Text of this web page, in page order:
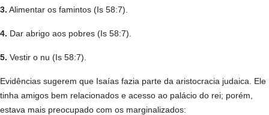
3. Alimentar os famintos (Is 58:7).
4. Dar abrigo aos pobres (Is 58:7).
5. Vestir o nu (Is 58:7).
Evidências sugerem que Isaías fazia parte da aristocracia judaica. Ele
tinha amigos bem relacionados e acesso ao palácio do rei; porém,
estava mais preocupado com os marginalizados: